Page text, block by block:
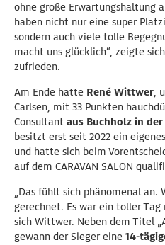
ohne große Erwartungshaltung
haben nicht nur eine super
sondern auch viele tolle
macht uns glücklich“, zeigte
zufrieden.
Am Ende hatte René Wittwer,
Carlsen, mit 33 Punkten
Consultant aus Buchholz in
besitzt erst seit 2022 ein
und hatte sich beim
auf dem CARAVAN SALON
„Das fühlt sich phänomenal an.
gerechnet. Es war ein toller
sich Wittwer. Neben dem Titel
gewann der Sieger eine 14-